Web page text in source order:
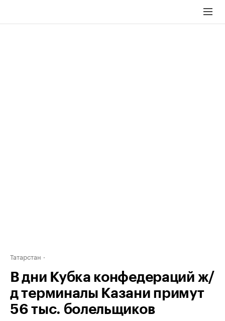
Татарстан
В дни Кубка конфедераций ж/
д терминалы Казани примут
56 тыс. болельщиков